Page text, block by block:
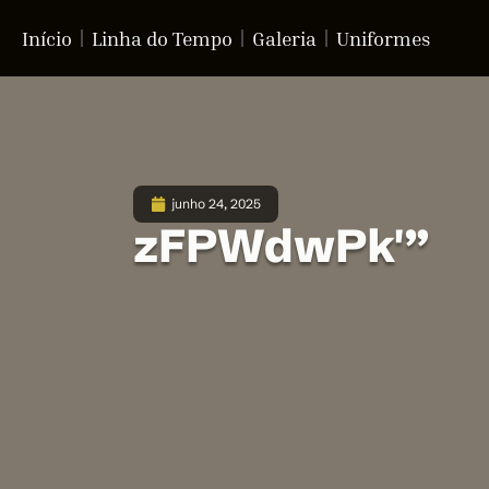
Início Linha do Tempo Galeria Uniformes
junho 24, 2025
zFPWdwPk'”